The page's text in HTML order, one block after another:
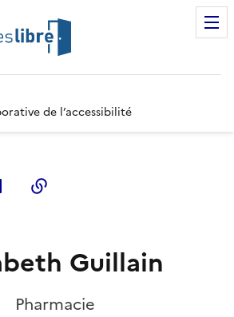
de l’accessibilité
Twitter)
Linkedin
Guillain
Pharmacie